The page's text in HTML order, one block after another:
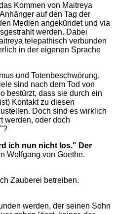
Kommen von Maitreya
auf den Tag der
Medien angekündet und via
werden. Dabei
telepathisch verbunden
in der eigenen Sprache
und Totenbeschwörung,
sind nach dem Tod von
bestürzt, dass sie durch ein
Kontakt zu diesen
Doch sind es wirklich
werden, oder doch
ich nun nicht los." Der
Wolfgang von Goethe.
Zauberei betreiben.
werden, der seinen Sohn